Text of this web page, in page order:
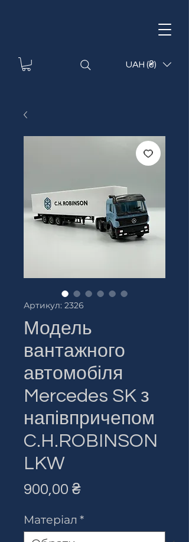
UAH (₴)
Артикул: 2326
Модель
вантажного
автомобіля
Mercedes SK з
напівпричепом
C.H.ROBINSON
LKW
900,00 ₴Ціна
Матеріал *